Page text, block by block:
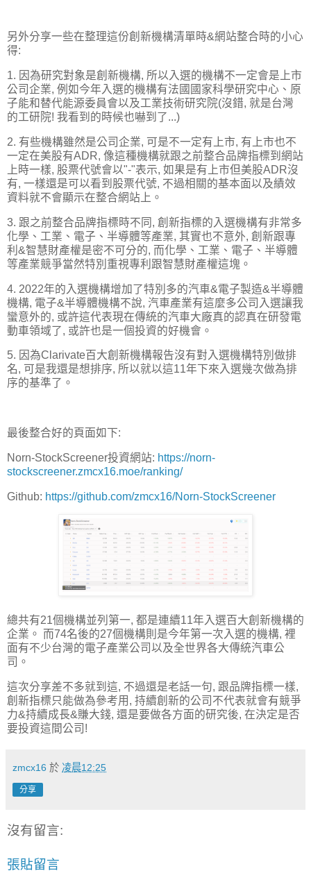
另外分享一些在整理這份創新機構清單時&網站整合時的小心
得:
1. 因為研究對象是創新機構, 所以入選的機構不一定會是上市
公司企業, 例如今年入選的機構有法國國家科學研究中心、原
子能和替代能源委員會以及工業技術研究院(沒錯, 就是台灣
的工研院! 我看到的時候也嚇到了...)
2. 有些機構雖然是公司企業, 可是不一定有上市, 有上市也不
一定在美股有ADR, 像這種機構就跟之前整合品牌指標到網站
上時一樣, 股票代號會以"-"表示, 如果是有上市但美股ADR沒
有, 一樣還是可以看到股票代號, 不過相關的基本面以及績效
資料就不會顯示在整合網站上。
3. 跟之前整合品牌指標時不同, 創新指標的入選機構有非常多
化學、工業、電子、半導體等產業, 其實也不意外, 創新跟專
利&智慧財產權是密不可分的, 而化學、工業、電子、半導體
等產業競爭當然特別重視專利跟智慧財產權這塊。
4. 2022年的入選機構增加了特別多的汽車&電子製造&半導體
機構, 電子&半導體機構不說, 汽車產業有這麼多公司入選讓我
蠻意外的, 或許這代表現在傳統的汽車大廠真的認真在研發電
動車領域了, 或許也是一個投資的好機會。
5. 因為Clarivate百大創新機構報告沒有對入選機構特別做排
名, 可是我還是想排序, 所以就以這11年下來入選幾次做為排
序的基準了。
最後整合好的頁面如下:
Norn-StockScreener投資網站: https://norn-
stockscreener.zmcx16.moe/ranking/
Github: https://github.com/zmcx16/Norn-StockScreener
總共有21個機構並列第一, 都是連續11年入選百大創新機構的
企業。 而74名後的27個機構則是今年第一次入選的機構, 裡
面有不少台灣的電子產業公司以及全世界各大傳統汽車公
司。
這次分享差不多就到這, 不過還是老話一句, 跟品牌指標一樣,
創新指標只能做為參考用, 持續創新的公司不代表就會有競爭
力&持續成長&賺大錢, 還是要做各方面的研究後, 在決定是否
要投資這間公司!
zmcx16 於 凌晨12:25
分享
沒有留言:
張貼留言